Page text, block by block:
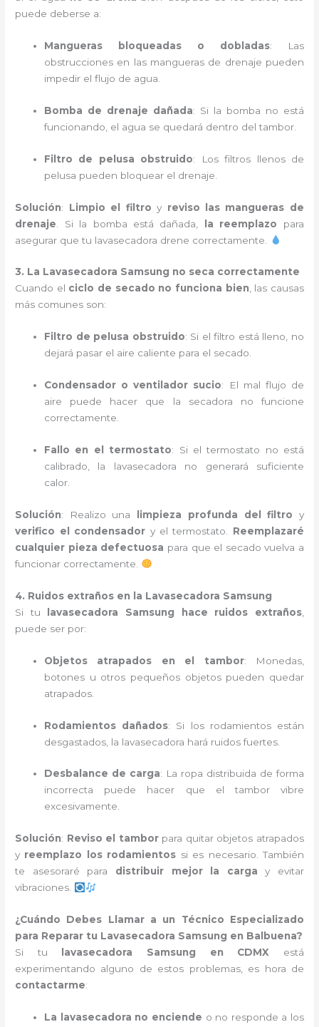
puede deberse a:
Mangueras bloqueadas o dobladas: Las
obstrucciones en las mangueras de drenaje pueden
impedir el flujo de agua.
Bomba de drenaje dañada: Si la bomba no está
funcionando, el agua se quedará dentro del tambor.
Filtro de pelusa obstruido: Los filtros llenos de
pelusa pueden bloquear el drenaje.
Solución: Limpio el filtro y reviso las mangueras de
drenaje . Si la bomba está dañada, la reemplazo para
asegurar que tu lavasecadora drene correctamente.
3. La Lavasecadora Samsung no seca correctamente
Cuando el ciclo de secado no funciona bien, las causas
más comunes son:
Filtro de pelusa obstruido: Si el filtro está lleno, no
dejará pasar el aire caliente para el secado.
Condensador o ventilador sucio: El mal flujo de
aire puede hacer que la secadora no funcione
correctamente.
Fallo en el termostato: Si el termostato no está
calibrado, la lavasecadora no generará suficiente
calor.
Solución: Realizo una limpieza profunda del filtro y
verifico el condensador y el termostato. Reemplazaré
cualquier pieza defectuosa para que el secado vuelva a
funcionar correctamente.
4. Ruidos extraños en la Lavasecadora Samsung
Si tu
lavasecadora Samsung hace ruidos extraños,
puede ser por:
Objetos atrapados en el tambor: Monedas,
botones u otros pequeños objetos pueden quedar
atrapados.
Rodamientos dañados: Si los rodamientos están
desgastados, la lavasecadora hará ruidos fuertes.
Desbalance de carga: La ropa distribuida de forma
incorrecta puede hacer que el tambor vibre
excesivamente.
Solución: Reviso el tamborpara quitar objetos atrapados
y reemplazo los rodamientos si es necesario. También
te asesoraré para distribuir mejor la carga y evitar
vibraciones.
¿Cuándo Debes Llamar a un Técnico Especializado
para Reparar tu Lavasecadora Samsung en Balbuena?
Si tu
lavasecadora Samsung en CDMX está
experimentando alguno de estos problemas, es hora de
contactarme:
La lavasecadora no enciende o no responde a los